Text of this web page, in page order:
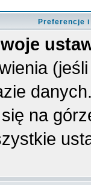
Preferencje
na